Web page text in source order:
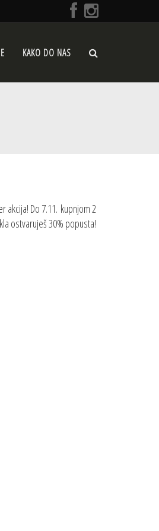
KAKO DO NAS
akcija! Do 7.11. kupnjom 2
ostvaruješ 30% popusta!